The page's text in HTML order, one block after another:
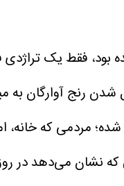
بود، فقط یک
رنج آوارگان به
مردمی که خانه،
که نشان می‌دهد در